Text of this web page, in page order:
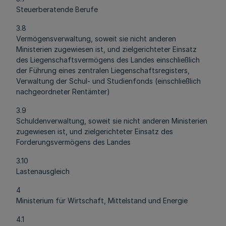
Steuerberatende Berufe
3.8
Vermögensverwaltung, soweit sie nicht anderen
Ministerien zugewiesen ist, und zielgerichteter Einsatz
des Liegenschaftsvermögens des Landes einschließlich
der Führung eines zentralen Liegenschaftsregisters,
Verwaltung der Schul- und Studienfonds (einschließlich
nachgeordneter Rentämter)
3.9
Schuldenverwaltung, soweit sie nicht anderen Ministerien
zugewiesen ist, und zielgerichteter Einsatz des
Forderungsvermögens des Landes
3.10
Lastenausgleich
4
Ministerium für Wirtschaft, Mittelstand und Energie
4.1